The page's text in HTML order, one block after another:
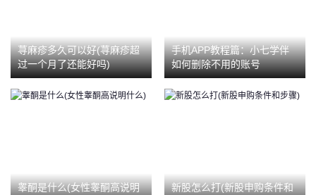
荨麻疹多久可以好(荨麻疹超
过一个月了还能好吗)
手机APP教程篇：小七学伴
如何删除不用的账号
睾酮是什么(女性睾酮高说明
新股怎么打(新股申购条件和